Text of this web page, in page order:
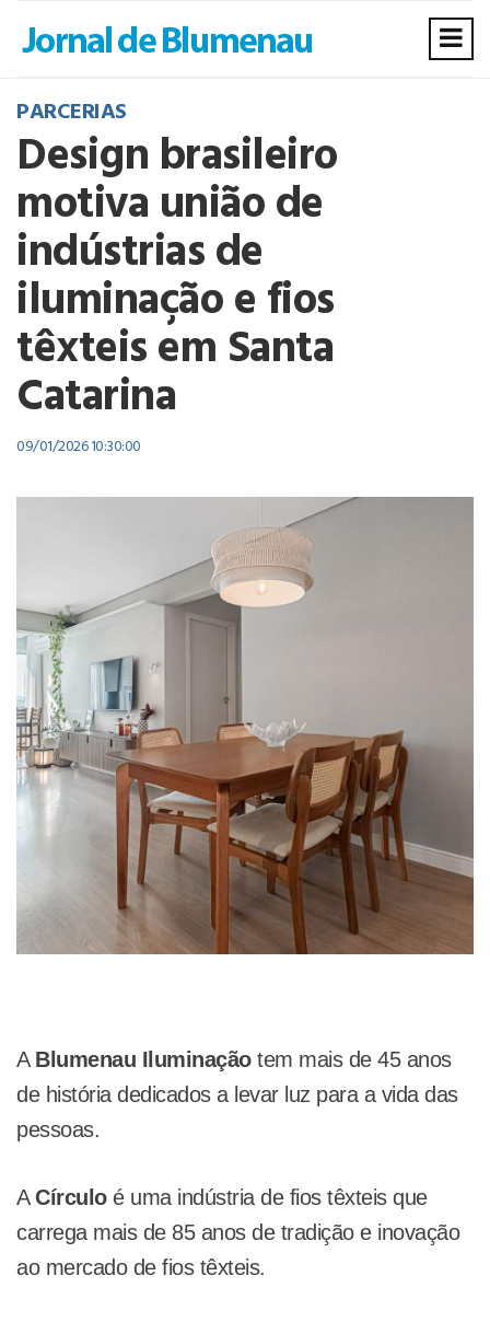
PARCERIAS
Design brasileiro
motiva união de
indústrias de
iluminação e fios
têxteis em Santa
Catarina
09/01/2026 10:30:00
A Blumenau Iluminaçãotem mais de 45 anos
de história dedicados a levar luz para a vida das
pessoas.
ACírculoé uma indústria de fios têxteis que
carrega mais de 85 anos de tradição e inovação
ao mercado de fios têxteis.